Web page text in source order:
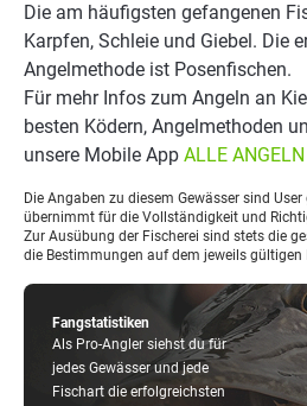
Fangstatistiken
Als Pro-Angler siehst du für
jedes Gewässer und jede
Fischart die erfolgreichsten
Die am häufigsten gefangenen
Karpfen, Schleie und Giebel. Die
Angelmethode ist Posenfischen.
Für mehr Infos zum Angeln an
besten Ködern, Angelmethoden
unsere Mobile App ALLE ANGELN
Die Angaben zu diesem Gewässer sind
übernimmt für die Vollständigkeit und
Zur Ausübung der Fischerei sind stets die
die Bestimmungen auf dem jeweils